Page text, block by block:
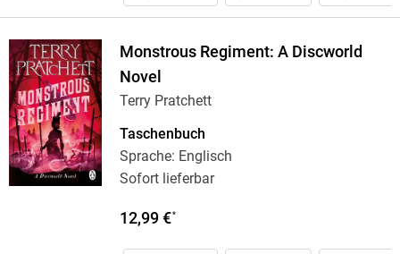
Monstrous Regiment: A Discworld
Novel
Terry Pratchett
Taschenbuch
Sprache: Englisch
Sofort lieferbar
12,99 €*